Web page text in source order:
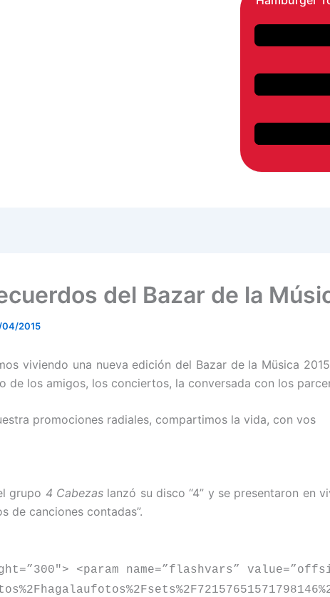
del Bazar de la
2015
viviendo una nueva edición del Bazar de la Müsica
de los amigos, los conciertos, la conversada con los
promociones radiales, compartimos la vida, con vos
grupo 4 Cabezas lanzó su disco “4” y se presentaron en
de canciones contadas”.
<param name=”flashvars”